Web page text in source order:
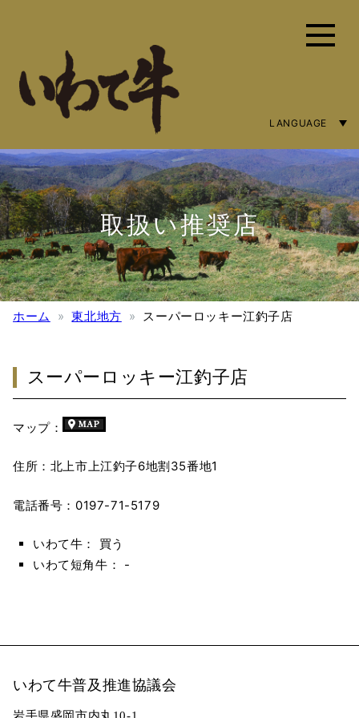
LANGUAGE
取扱い推奨店
ホーム 東北地方 スーパーロッキー江釣子店
スーパーロッキー江釣子店
マップ：
住所：北上市上江釣子6地割35番地1
電話番号：0197-71-5179
いわて牛： 買う
いわて短角牛： -
いわて牛普及推進協議会